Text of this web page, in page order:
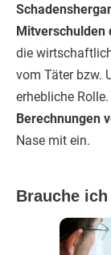
Mitverschulden
die
vom Täter bzw.
erhebliche
Berechnungen
Nase mit ein.
Brauche